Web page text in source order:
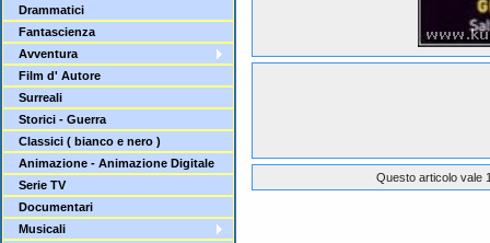
Drammatici
Fantascienza
Avventura
Film d' Autore
Surreali
Storici - Guerra
Classici ( bianco e nero )
Animazione - Animazione Digitale
Serie TV
Documentari
Musicali
Questo articolo vale